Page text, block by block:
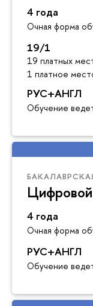
4 года
Очная форма
19/1
19 платных
1 платное
РУС+АНГЛ
Обучение
4 года
Очная форма
РУС+АНГЛ
Обучение